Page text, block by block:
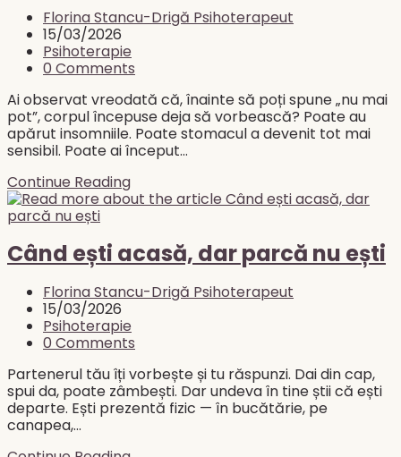
cum
e
să
nu
duci
nimic?
Post
author:
Florina Stancu-Drigă Psihoterapeut
Post
published:
15/03/2026
Post
category:
Psihoterapie
Post
0 Comments
Ai observat vreodată că, înainte să poți spune „nu mai
pot”, corpul începuse deja să vorbească? Poate au
apărut insomniile. Poate stomacul a devenit tot mai
sensibil. Poate ai început…
Continue ReadingCorpul
tău
doar
nu
ai
Când ești acasă, dar parcă nu ești
Post
author:
Florina Stancu-Drigă Psihoterapeut
Post
published:
15/03/2026
Post
category:
Psihoterapie
Post
0 Comments
Partenerul tău îți vorbește și tu răspunzi. Dai din cap,
spui da, poate zâmbești. Dar undeva în tine știi că ești
departe. Ești prezentă fizic — în bucătărie, pe
canapea,…